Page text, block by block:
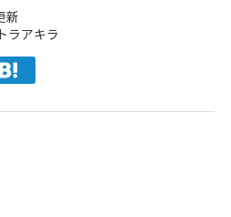
新
ラアキラ